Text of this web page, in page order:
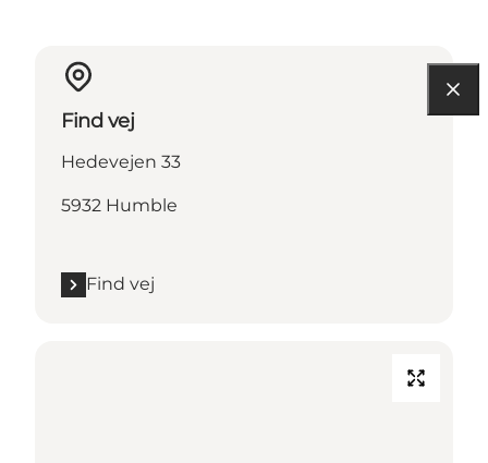
Find vej
Hedevejen 33
5932 Humble
Find vej